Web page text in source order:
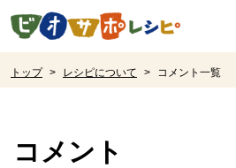
ページの先頭です。
トップ > レシピについて > コメント一覧
コメント